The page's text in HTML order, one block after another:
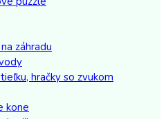
záhradu
hračky so zvukom
kone